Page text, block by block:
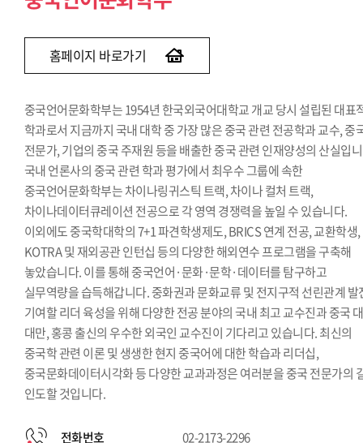
홈페이지 바로가기
중국언어문화학부는 1954년 한국외국어대학교 개교 당시 설립된 대표
학과로서 지금까지 국내 대학 중 가장 많은 중국 관련 전공학과 교수, 중
전문가, 기업의 중국 주재원 등을 배출한 중국 관련 인재양성의 산실입
국내 언론사의 중국 관련 학과 평가에서 최우수 그룹에 속한
중국언어문화학부는 차이나링귀스틱 트랙, 차이나 컬처 트랙,
차이나데이터큐레이션 전공으로 각 영역 경쟁력을 높일 수 있습니다.
이외에도 중국학대학의 7+1 파견학생제도, BRICS 연계 전공, 교환학생,
KOTRA 및 재외공관 인턴십 등의 다양한 해외연수 프로그램을 구축해
놓았습니다. 이를 통해 중국언어·문화·문학·데이터를 탐구하고
실무역량을 습득해갑니다. 중화권과 문화교류 및 전지구적 선린관계 발
기여할 리더 육성을 위해 다양한 전공 분야의 국내 최고 교수진과 중국
대만, 홍콩 출신의 우수한 외국인 교수진이 기다리고 있습니다. 최신의
중국학 관련 이론 및 생생한 현지 중국어에 대한 학습과 리더십,
중국문화데이터시각화 등 다양한 교과과정은 여러분을 중국 전문가의
인도할 것입니다.
전화번호 02-2173-2296